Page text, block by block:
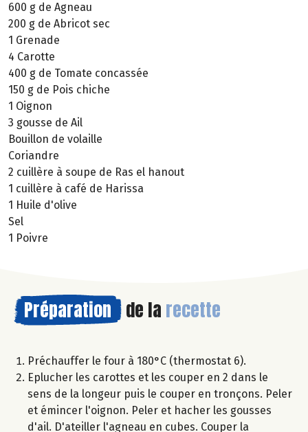
600 g de Agneau
200 g de Abricot sec
1 Grenade
4 Carotte
400 g de Tomate concassée
150 g de Pois chiche
1 Oignon
3 gousse de Ail
Bouillon de volaille
Coriandre
2 cuillère à soupe de Ras el hanout
1 cuillère à café de Harissa
1 Huile d'olive
Sel
1 Poivre
Préparation de la recette
Préchauffer le four à 180°C (thermostat 6).
Eplucher les carottes et les couper en 2 dans le
sens de la longeur puis le couper en tronçons. Peler
et émincer l'oignon. Peler et hacher les gousses
d'ail. D'ateiller l'agneau en cubes. Couper la